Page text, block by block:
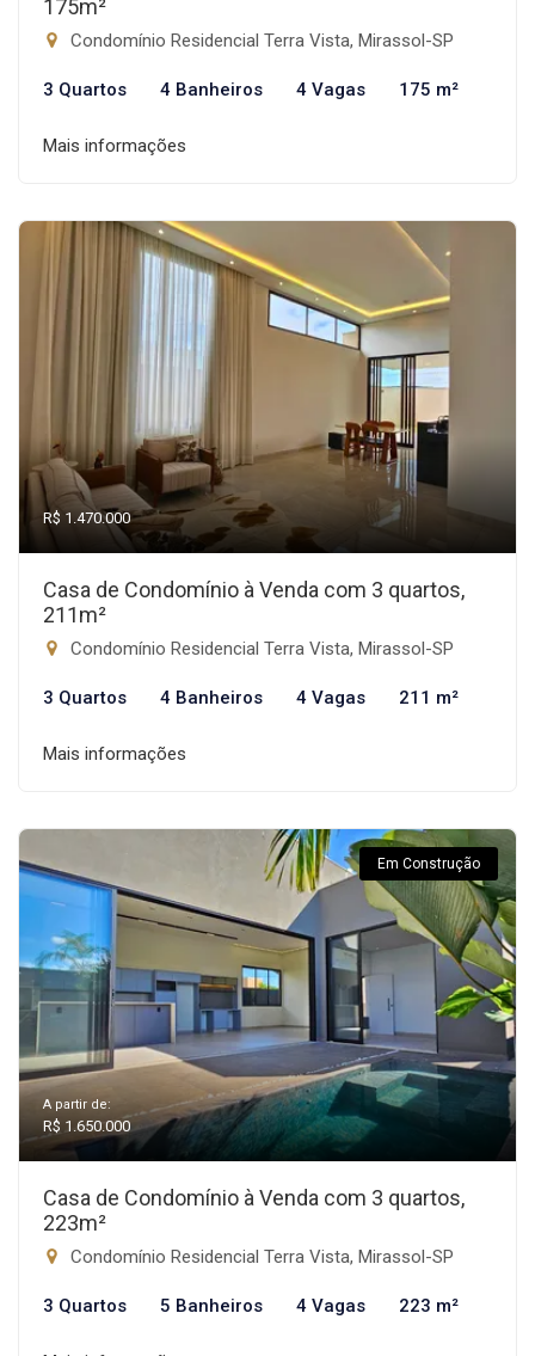
175m²
Condomínio Residencial Terra Vista, Mirassol-SP
3 Quartos 4 Banheiros 4 Vagas 175 m²
Mais informações
R$ 1.470.000
Casa de Condomínio à Venda com 3 quartos,
211m²
Condomínio Residencial Terra Vista, Mirassol-SP
3 Quartos 4 Banheiros 4 Vagas 211 m²
Mais informações
Em Construção
A partir de:
R$ 1.650.000
Casa de Condomínio à Venda com 3 quartos,
223m²
Condomínio Residencial Terra Vista, Mirassol-SP
3 Quartos 5 Banheiros 4 Vagas 223 m²